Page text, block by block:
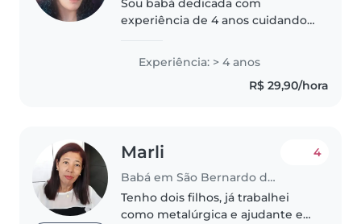
Sou babá dedicada com
experiência de 4 anos cuidando
etárias. Tenho vivência com
crianças especiais,
especialmente com autismo, e
Experiência: > 4 anos
R$ 29,90/hora
Marli
Babá em São Bernardo do Campo
4
Tenho dois filhos, já trabalhei
como metalúrgica e ajudante em